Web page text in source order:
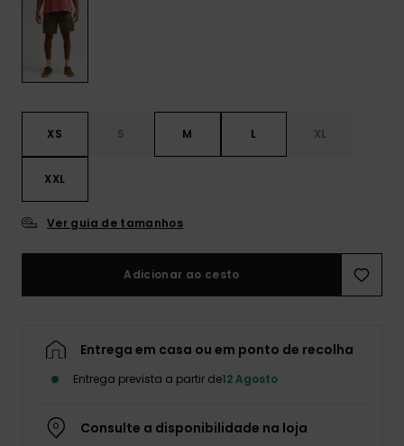
XS S M L XL
XXL
Ver guia de tamanhos
Adicionar ao cesto
Entrega em casa ou em ponto de recolha
Entrega prevista a partir de12 Agosto
Consulte a disponibilidade na loja